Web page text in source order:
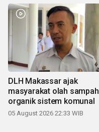
DLH Makassar ajak
masyarakat olah sampah
organik sistem komunal
05 August 2026 22:33 WIB